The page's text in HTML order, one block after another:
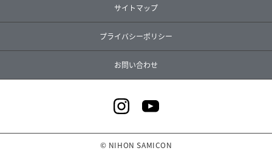
サイトマップ
プライバシーポリシー
お問い合わせ
© NIHON SAMICON